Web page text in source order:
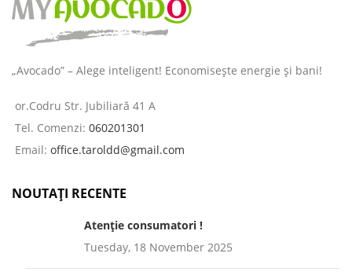
„Avocado” – Alege inteligent! Economisește energie și bani!
or.Codru Str. Jubiliară 41 A
Tel. Comenzi: 060201301
Email: office.taroldd@gmail.com
NOUTAȚI RECENTE
Atenție consumatori !
Tuesday, 18 November 2025